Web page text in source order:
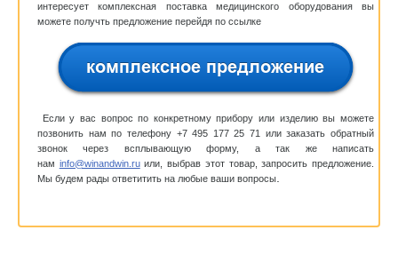
интересует комплексная поставка медицинского оборудования вы
можете получть предложение перейдя по ссылке
Если у вас вопрос по конкретному прибору или изделию вы можете
позвонить нам по телефону +7 495 177 25 71
или заказать обратный
звонок через всплывающую форму, а так же написать
нам info@winandwin.ruили, выбрав этот товар, запросить предложение.
Мы будем рады ответитить на любые ваши вопросы.